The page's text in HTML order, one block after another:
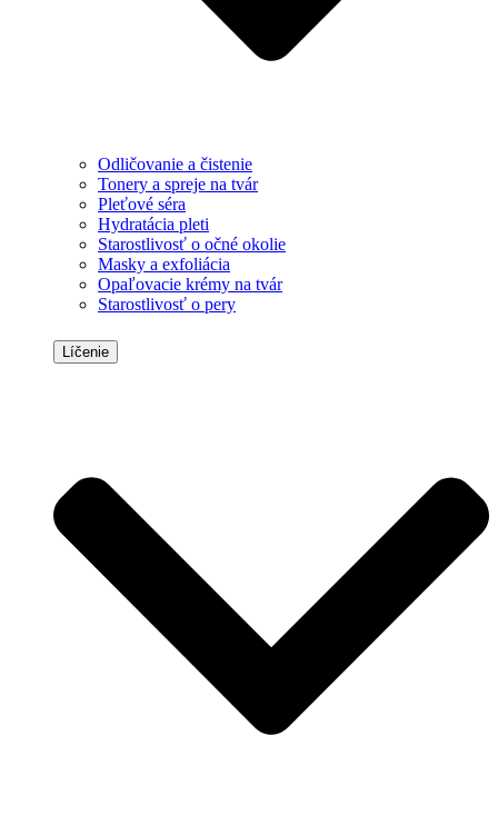
Odličovanie a čistenie
Tonery a spreje na tvár
Pleťové séra
Hydratácia pleti
Starostlivosť o očné okolie
Masky a exfoliácia
Opaľovacie krémy na tvár
Starostlivosť o pery
Líčenie